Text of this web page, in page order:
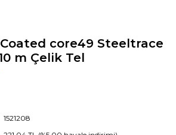
core49 Steeltrace
m Çelik Tel
1521208